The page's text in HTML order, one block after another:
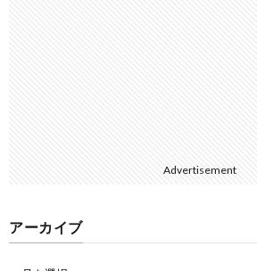
Advertisement
アーカイブ